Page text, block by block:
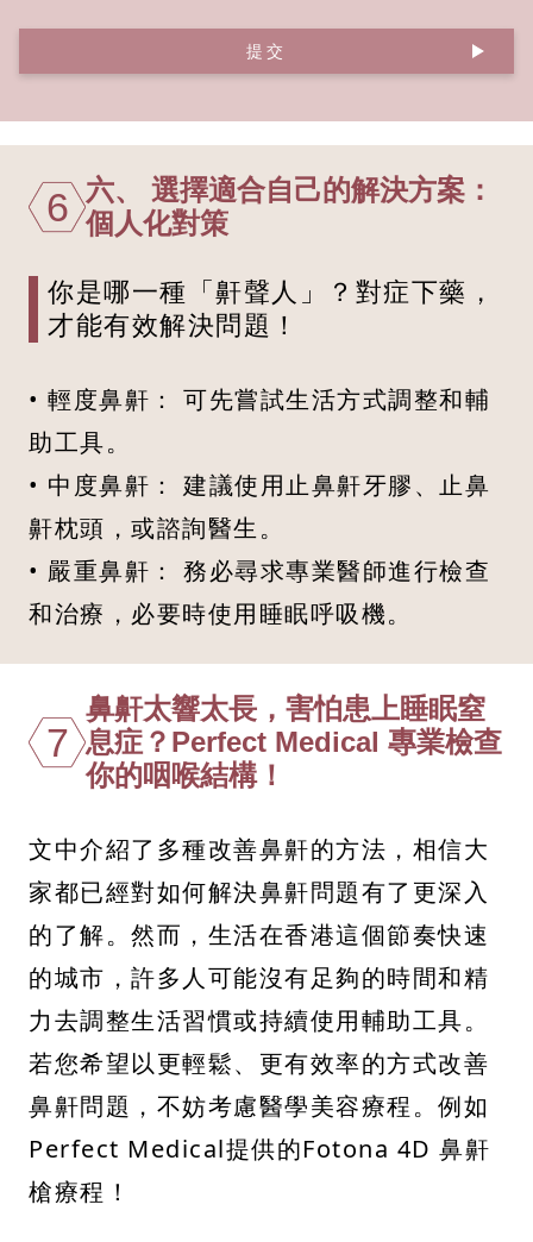
提交
6 六、 選擇適合自己的解決方案：
個人化對策
你是哪一種「鼾聲人」？對症下藥，
才能有效解決問題！
• 輕度鼻鼾： 可先嘗試生活方式調整和輔
助工具。
• 中度鼻鼾： 建議使用止鼻鼾牙膠、止鼻
鼾枕頭，或諮詢醫生。
• 嚴重鼻鼾： 務必尋求專業醫師進行檢查
和治療，必要時使用睡眠呼吸機。
7
鼻鼾太響太長，害怕患上睡眠窒
息症？Perfect Medical 專業檢查
你的咽喉結構！
文中介紹了多種改善鼻鼾的方法，相信大
家都已經對如何解決鼻鼾問題有了更深入
的了解。然而，生活在香港這個節奏快速
的城市，許多人可能沒有足夠的時間和精
力去調整生活習慣或持續使用輔助工具。
若您希望以更輕鬆、更有效率的方式改善
鼻鼾問題，不妨考慮醫學美容療程。例如
Perfect Medical提供的Fotona 4D 鼻鼾
槍療程！